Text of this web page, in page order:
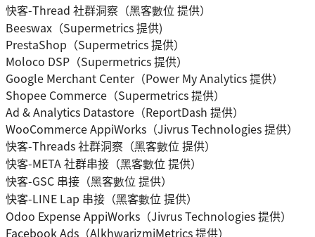
快客-Thread 社群洞察（黑客數位 提供）
Beeswax（Supermetrics 提供)
PrestaShop（Supermetrics 提供）
Moloco DSP（Supermetrics 提供）
Google Merchant Center（Power My Analytics 提供）
Shopee Commerce（Supermetrics 提供）
Ad & Analytics Datastore（ReportDash 提供）
WooCommerce AppiWorks（Jivrus Technologies 提供）
快客-Threads 社群洞察（黑客數位 提供）
快客-META 社群串接（黑客數位 提供）
快客-GSC 串接（黑客數位 提供）
快客-LINE Lap 串接（黑客數位 提供）
Odoo Expense AppiWorks（Jivrus Technologies 提供）
Facebook Ads（AlkhwarizmiMetrics 提供）